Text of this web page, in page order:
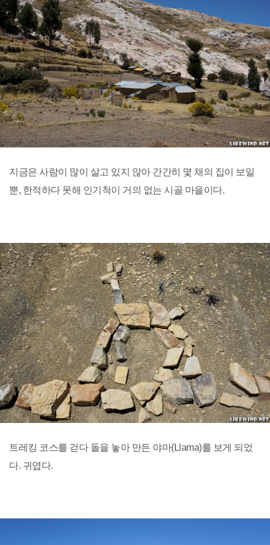
지금은 사람이 많이 살고 있지 않아 간간히 몇 채의 집이 보일
뿐, 한적하다 못해 인기척이 거의 없는 시골 마을이다.
트레킹 코스를 걷다 돌을 놓아 만든 야마(Llama)를 보게 되었
다. 귀엽다.